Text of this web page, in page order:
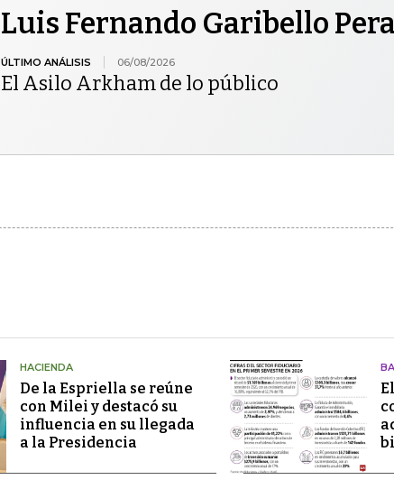
Luis Fernando Garibello
ÚLTIMO ANÁLISIS 06/08/2026
El Asilo Arkham de lo público
HACIENDA
De la Espriella se reúne
con Milei y destacó su
influencia en su llegada
a la Presidencia